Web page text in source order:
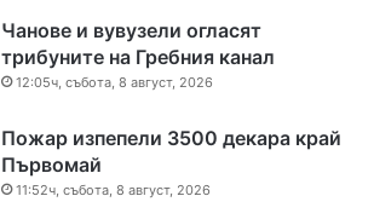
Чанове и вувузели огласят
трибуните на Гребния канал
12:05ч, събота, 8 август, 2026
Пожар изпепели 3500 декара край
Първомай
11:52ч, събота, 8 август, 2026